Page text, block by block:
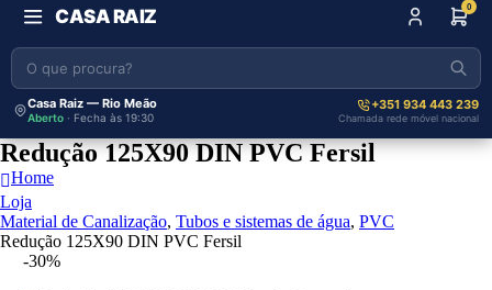
CASA RAIZ 0
Casa Raiz — Rio Meão
Aberto · Fecha às 19:30
+351 934 443 239
Chamada rede móvel nacional
Redução 125X90 DIN PVC Fersil
Home
Loja
Material de Canalização, Tubos e sistemas de água, PVC
Redução 125X90 DIN PVC Fersil
-30%